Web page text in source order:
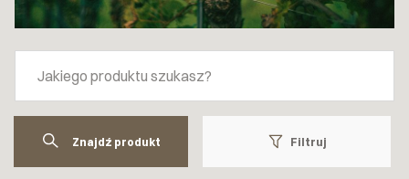
Znajdź produkt Filtruj